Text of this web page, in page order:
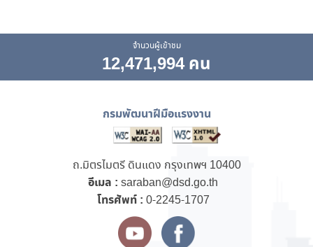
จำนวนผู้เข้าชม
12,471,994 คน
กรมพัฒนาฝีมือแรงงาน
ถ.มิตรไมตรี ดินแดง กรุงเทพฯ 10400
อีเมล : saraban@dsd.go.th
โทรศัพท์ : 0-2245-1707